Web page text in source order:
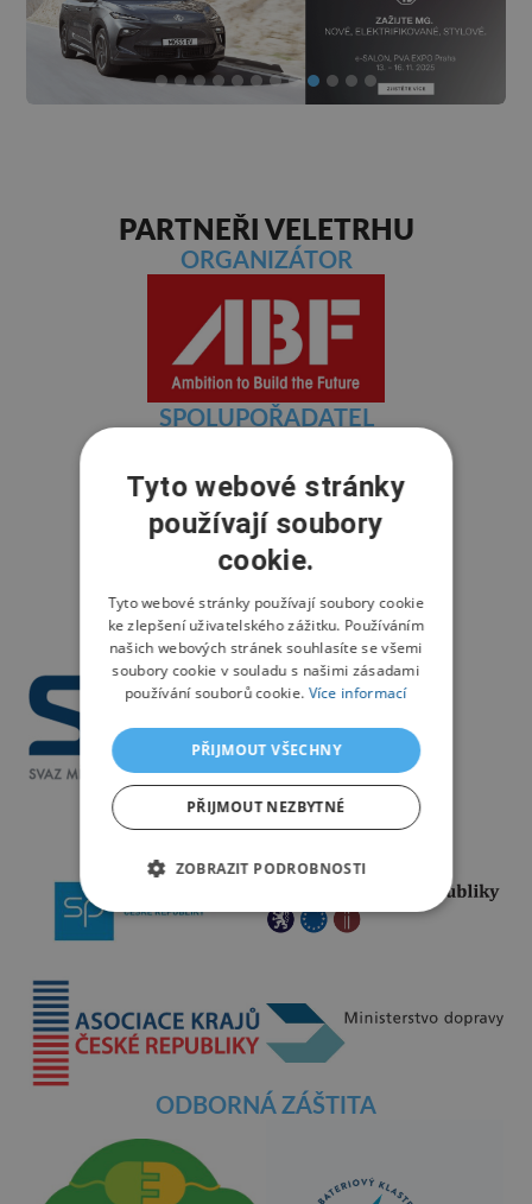
PARTNEŘI VELETRHU
ORGANIZÁTOR
SPOLUPOŘADATEL
ZÁŠTITA
ODBORNÁ ZÁŠTITA
Tyto webové stránky
používají soubory
cookie.
Tyto webové stránky používají soubory cookie
ke zlepšení uživatelského zážitku. Používáním
našich webových stránek souhlasíte se všemi
soubory cookie v souladu s našimi zásadami
používání souborů cookie. Více informací
PŘIJMOUT VŠECHNY
PŘIJMOUT NEZBYTNÉ
ZOBRAZIT PODROBNOSTI